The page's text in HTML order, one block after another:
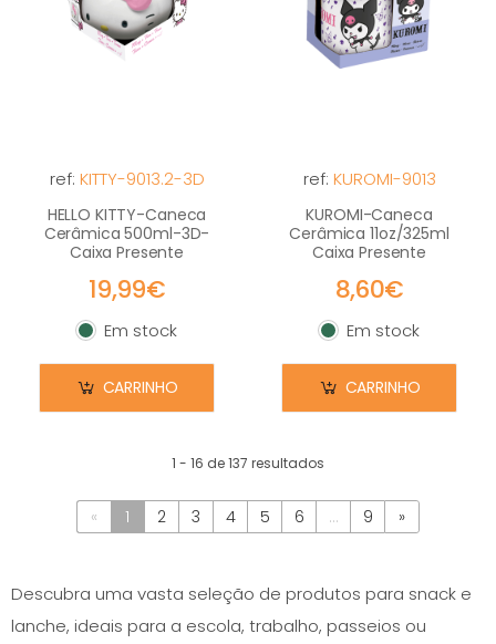
ref: KITTY-9013.2-3D
HELLO KITTY-Caneca
Cerâmica 500ml-3D-
Caixa Presente
19,99€
Em stock
Em stock
CARRINHO
ref: KUROMI-9013
KUROMI-Caneca
Cerâmica 11oz/325ml
Caixa Presente
8,60€
Em stock
Em stock
CARRINHO
1 - 16 de 137 resultados
« 1 2 3 4 5 6 ... 9 »
Descubra uma vasta seleção de produtos para snack e
lanche, ideais para a escola, trabalho, passeios ou